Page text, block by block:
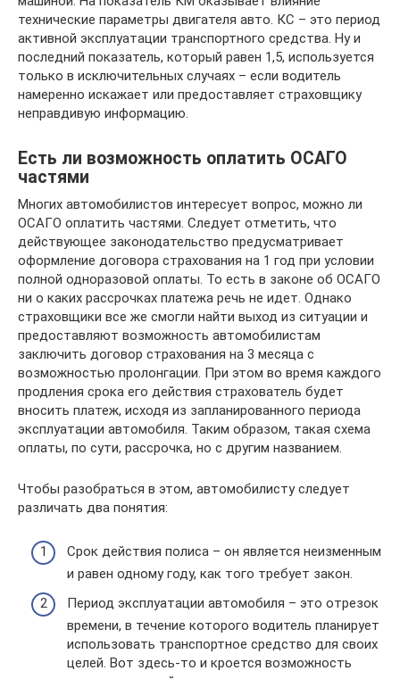
технические параметры двигателя авто. КС – это период
активной эксплуатации транспортного средства. Ну и
последний показатель, который равен 1,5, используется
только в исключительных случаях – если водитель
намеренно искажает или предоставляет страховщику
неправдивую информацию.
Есть ли возможность оплатить ОСАГО
частями
Многих автомобилистов интересует вопрос, можно ли
ОСАГО оплатить частями. Следует отметить, что
действующее законодательство предусматривает
оформление договора страхования на 1 год при условии
полной одноразовой оплаты. То есть в законе об ОСАГО
ни о каких рассрочках платежа речь не идет. Однако
страховщики все же смогли найти выход из ситуации и
предоставляют возможность автомобилистам
заключить договор страхования на 3 месяца с
возможностью пролонгации. При этом во время каждого
продления срока его действия страхователь будет
вносить платеж, исходя из запланированного периода
эксплуатации автомобиля. Таким образом, такая схема
оплаты, по сути, рассрочка, но с другим названием.
Чтобы разобраться в этом, автомобилисту следует
различать два понятия:
Срок действия полиса – он является неизменным
и равен одному году, как того требует закон.
Период эксплуатации автомобиля – это отрезок
времени, в течение которого водитель планирует
использовать транспортное средство для своих
целей. Вот здесь-то и кроется возможность